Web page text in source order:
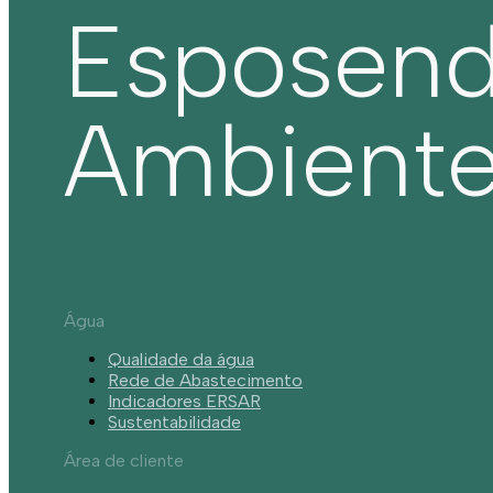
Água
Qualidade da água
Rede de Abastecimento
Indicadores ERSAR
Sustentabilidade
Área de cliente